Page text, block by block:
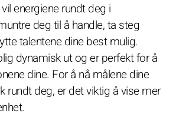
energiene rundt deg i
deg til å handle, ta steg
talentene dine best mulig.
dynamisk ut og er perfekt for å
dine. For å nå målene dine
rundt deg, er det viktig å vise mer